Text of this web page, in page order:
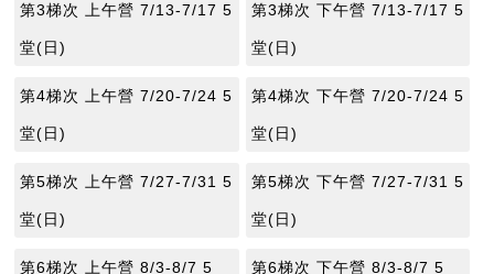
第3梯次 上午營 7/13-7/17 5
堂(日)
第3梯次 下午營 7/13-7/17 5
堂(日)
第4梯次 上午營 7/20-7/24 5
堂(日)
第4梯次 下午營 7/20-7/24 5
堂(日)
第5梯次 上午營 7/27-7/31 5
堂(日)
第5梯次 下午營 7/27-7/31 5
堂(日)
第6梯次 上午營 8/3-8/7 5 第6梯次 下午營 8/3-8/7 5